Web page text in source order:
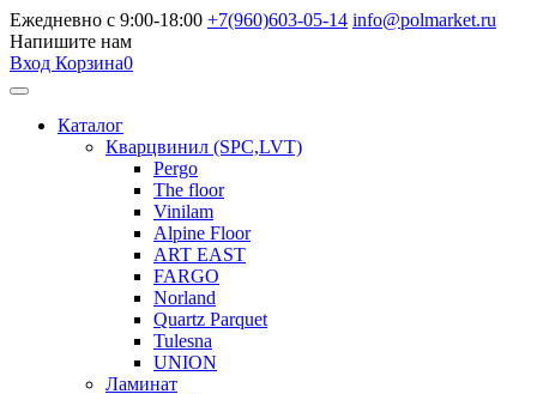
Ежедневно с 9:00-18:00 +7(960)603-05-14 info@polmarket.ru
Напишите нам
Вход Корзина0
Каталог
Кварцвинил (SPC,LVT)
Pergo
The floor
Vinilam
Alpine Floor
ART EAST
FARGO
Norland
Quartz Parquet
Tulesna
UNION
Ламинат